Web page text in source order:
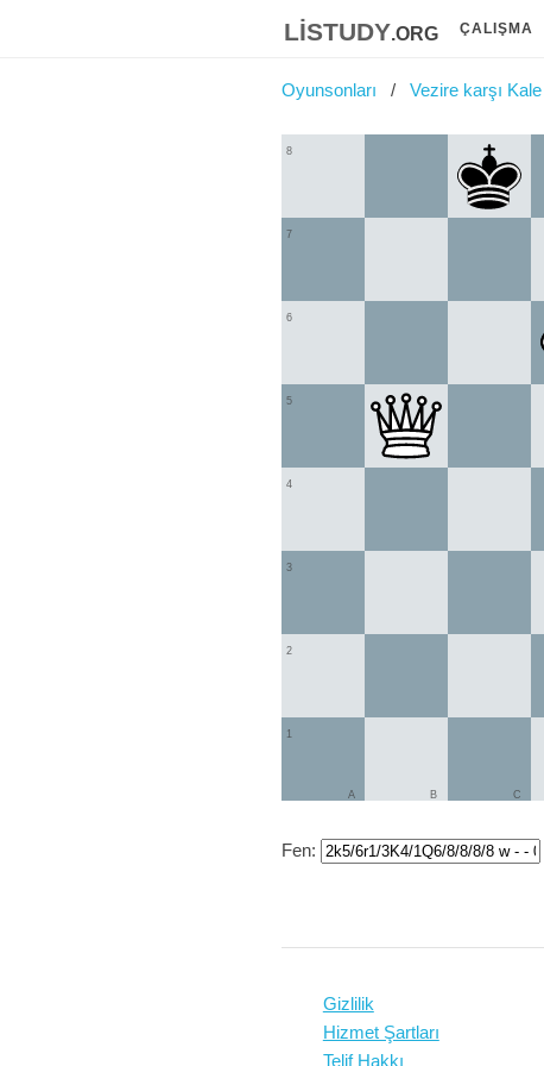
listudy.org ÇALIŞMA
Oyunsonları Vezire karşı Kale
1
2
3
4
5
6
7
8
A B C
Fen:
Gizlilik
Hizmet Şartları
Telif Hakkı